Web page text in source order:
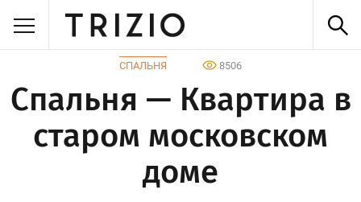
СПАЛЬНЯ 8506
Спальня — Квартира в
старом московском
доме